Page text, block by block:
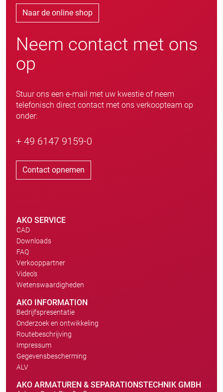
Naar de online shop
Neem contact met ons
op
Stuur ons een e-mail met uw kwestie of neem
telefonisch direct contact met ons verkoopteam op
onder:
+ 49 6147 9159-0
Contact opnemen
AKO SERVICE
CAD
Downloads
FAQ
Verkooppartner
Video's
Wetenswaardigheden
AKO INFORMATION
Bedrijfspresentatie
Onderzoek en ontwikkeling
Routebeschrijving
Impressum
Gegevensbescherming
ALV
AKO ARMATUREN & SEPARATIONSTECHNIK GMBH